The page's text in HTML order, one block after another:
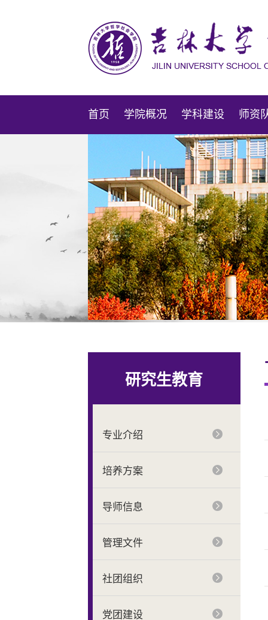
首页 学院概况 学科建设 师资
研究生教育
专业介绍
培养方案
导师信息
管理文件
社团组织
党团建设